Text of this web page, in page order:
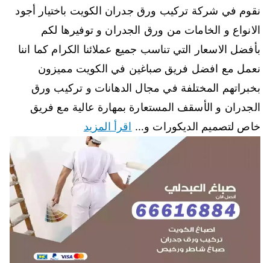
نقوم في شركة تركيب ورق جدران الكويت باختيار أجود
الانواع و الخامات من ورق الجدران و توفيرها لكم
بأفضل الاسعار التي تناسب جميع عملائنا الكرام كما اننا
نعمل مع افضل فريق صباغين في الكويت مميزون
بخبراتهم المختلفة في مجال الدهانات و تركيب ورق
الجدران و الأسقف المستعارة بمهارة عالية مع فريق
خاص لتصميم الديكورات و… اقرأ المزيد